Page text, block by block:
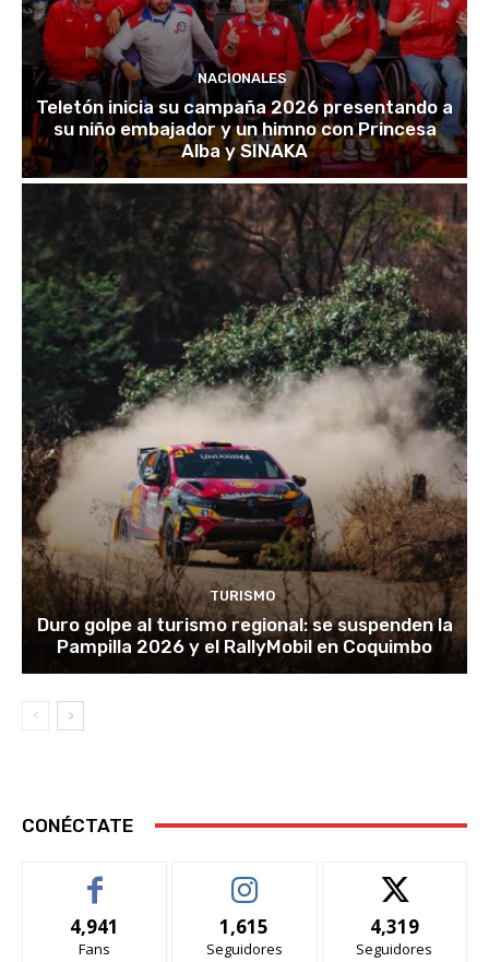
NACIONALES
Teletón inicia su campaña 2026 presentando a
su niño embajador y un himno con Princesa
Alba y SINAKA
TURISMO
Duro golpe al turismo regional: se suspenden la
Pampilla 2026 y el RallyMobil en Coquimbo
CONÉCTATE
4,941
Fans
1,615
Seguidores
4,319
Seguidores